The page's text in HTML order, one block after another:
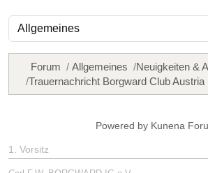
Forum Allgemeines
Neuigkeiten &
Trauernachricht Borgward Club Austria
Powered by Kunena
1. Vorsitz